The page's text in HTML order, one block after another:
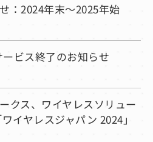
：2024年末〜2025年始
ビス終了のお知らせ
クス、ワイヤレスソリュー
イヤレスジャパン 2024」